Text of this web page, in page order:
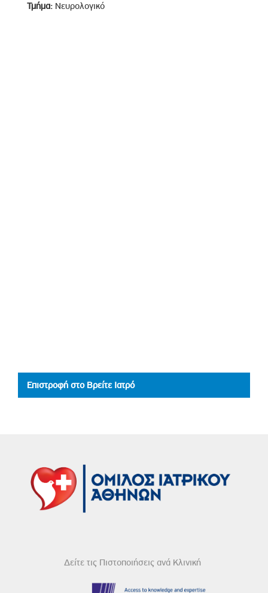
Τμήμα: Νευρολογικό
Επιστροφή στο Βρείτε Ιατρό
Δείτε τις Πιστοποιήσεις ανά Κλινική